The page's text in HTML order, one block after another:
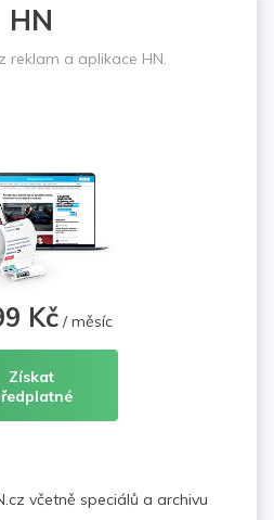
HN
reklam a aplikace HN.
Kč/ měsíc
Získat
včetně speciálů a archivu